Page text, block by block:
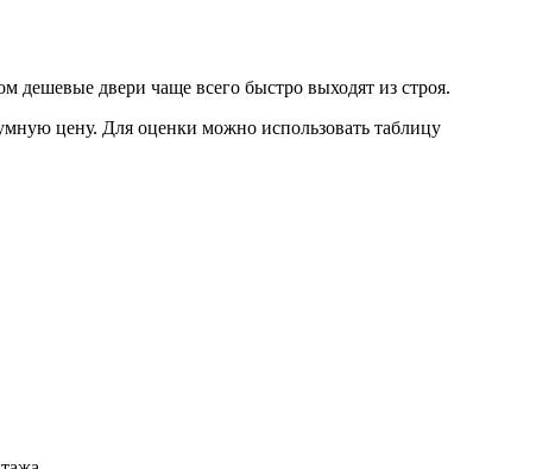
дешевые двери чаще всего быстро выходят из строя.
цену. Для оценки можно использовать таблицу